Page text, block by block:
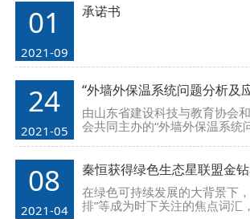
01
2021-09
承诺书
24
2021-05
由山东省建设科技与教育协会
会共同主办的“外墙外保温系统
08
2021-04
秦恒获得绿色生态星联盟金
在绿色可持续发展的大背景下，
排”等成为时下关注的焦点词汇